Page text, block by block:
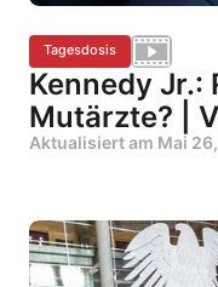
Tagesdosis
Kennedy
Mutärzte? |
Aktualisiert am Mai